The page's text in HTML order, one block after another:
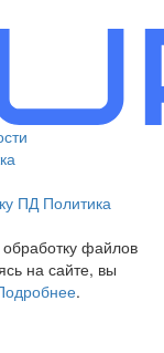
ПД Политика
файлов
на сайте, вы
.